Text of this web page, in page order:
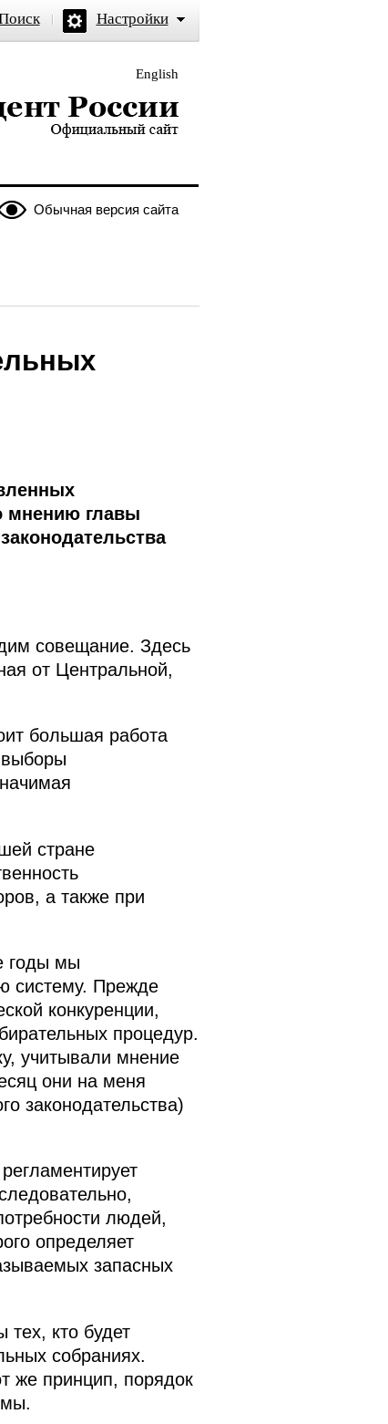
Настройки
English
официальный сайт
Обычная версия сайта
мнению главы
совещание. Здесь
от Центральной,
большая работа
стране
а также при
годы мы
систему. Прежде
конкуренции,
процедур.
учитывали мнение
они на меня
законодательства)
людей,
определяет
запасных
тех, кто будет
собраниях.
же принцип, порядок